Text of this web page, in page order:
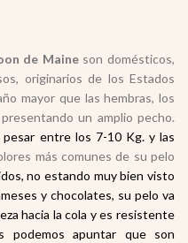
de Maineson domésticos,
originarios de los Estados
mayor que las hembras, los
un amplio pecho.
entre los 7-10 Kg. y las
más comunes de su pelo
no estando muy bien visto
y chocolates, su pelo va
hacia la cola y es resistente
podemos apuntar que son